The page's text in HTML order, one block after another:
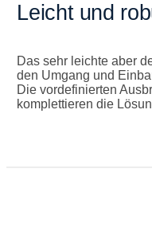
Leicht und
Das sehr leichte aber
den Umgang und
Die vordefinierten
komplettieren die